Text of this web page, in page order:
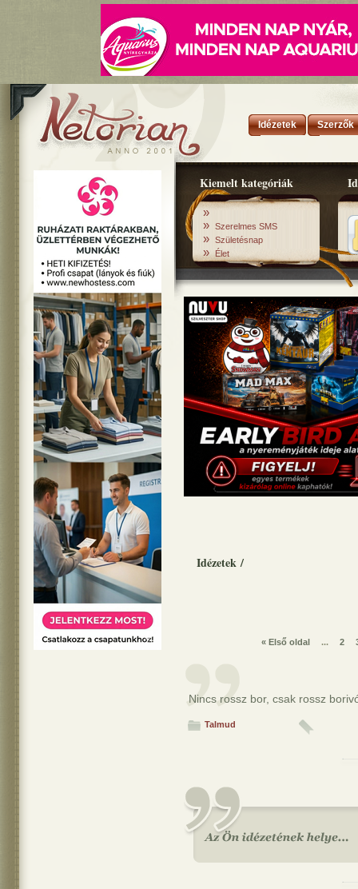
Idézetek Szerzők
Kiemelt kategóriák
»
» Szerelmes SMS
» Születésnap
» Élet
Idézetek /
« Első oldal ... 2
Nincs rossz bor, csak rossz
Talmud